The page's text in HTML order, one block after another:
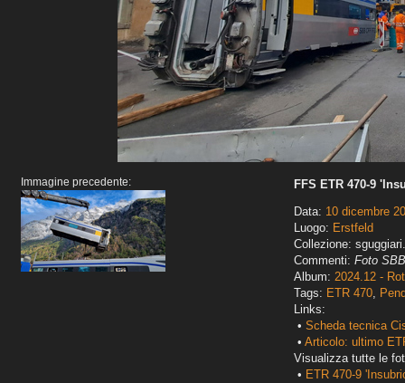
Immagine precedente:
FFS ETR 470-9
Data: 10 dicembre
Luogo: Erstfeld
Collezione:
Commenti: Foto
Album: 2024.12 -
Tags: ETR 470,
Links:
• Scheda tecnica
• Articolo: ultimo
Visualizza tutte le
• ETR 470-9